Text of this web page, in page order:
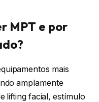
MPT e por
mais
amplamente
lifting facial, estímulo